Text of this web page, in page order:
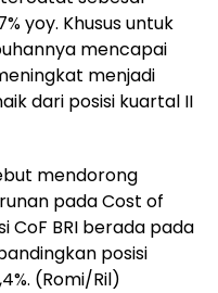
yoy. Khusus untuk
mencapai
menjadi
dari posisi kuartal II
mendorong
pada Cost of
CoF BRI berada pada
posisi
(Romi/Ril)